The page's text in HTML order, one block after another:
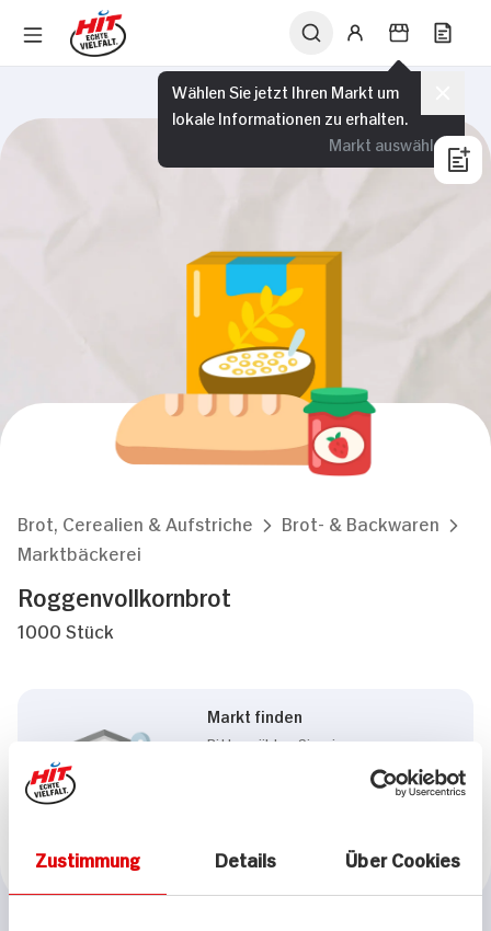
Zustimmung Details Über Cookies
Wählen Sie jetzt Ihren Markt um
lokale Informationen zu erhalten.
Markt auswählen
Brot, Cerealien & Aufstriche
Brot- & Backwaren
Marktbäckerei
Roggenvollkornbrot
1000 Stück
Markt finden
Bitte wählen Sie einen
um lokale Informationen zu
Zum Marktfinder